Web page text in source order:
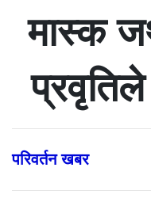
मास्क
परिवर्तन खबर